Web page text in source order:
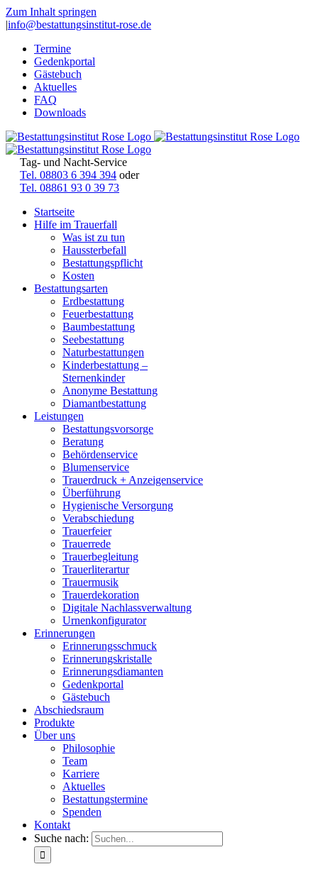
Zum Inhalt springen
|info@bestattungsinstitut-rose.de
Termine
Gedenkportal
Gästebuch
Aktuelles
FAQ
Downloads
Tag- und Nacht-Service
Tel. 08803 6 394 394 oder
Tel. 08861 93 0 39 73
Startseite
Hilfe im Trauerfall
Was ist zu tun
Haussterbefall
Bestattungspflicht
Kosten
Bestattungsarten
Erdbestattung
Feuerbestattung
Baumbestattung
Seebestattung
Naturbestattungen
Kinderbestattung –
Sternenkinder
Anonyme Bestattung
Diamantbestattung
Leistungen
Bestattungsvorsorge
Beratung
Behördenservice
Blumenservice
Trauerdruck + Anzeigenservice
Überführung
Hygienische Versorgung
Verabschiedung
Trauerfeier
Trauerrede
Trauerbegleitung
Trauerliterartur
Trauermusik
Trauerdekoration
Digitale Nachlassverwaltung
Urnenkonfigurator
Erinnerungen
Erinnerungsschmuck
Erinnerungskristalle
Erinnerungsdiamanten
Gedenkportal
Gästebuch
Abschiedsraum
Produkte
Über uns
Philosophie
Team
Karriere
Aktuelles
Bestattungstermine
Spenden
Kontakt
Suche nach: